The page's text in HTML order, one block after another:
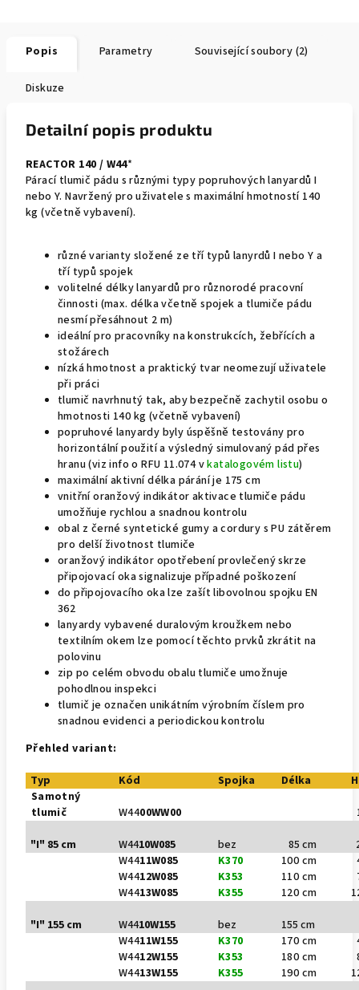
Popis Parametry Související soubory (2)
Diskuze
Detailní popis produktu
REACTOR 140 / W44*
Párací tlumič pádu s různými typy popruhových lanyardů I
nebo Y. Navržený pro uživatele s maximální hmotností 140
kg (včetně vybavení).
různé varianty složené ze tří typů lanyrdů I nebo Y a
tří typů spojek
volitelné délky lanyardů pro různorodé pracovní
činnosti (max. délka včetně spojek a tlumiče pádu
nesmí přesáhnout 2 m)
ideální pro pracovníky na konstrukcích, žebřících a
stožárech
nízká hmotnost a praktický tvar neomezují uživatele
při práci
tlumič navrhnutý tak, aby bezpečně zachytil osobu o
hmotnosti 140 kg (včetně vybavení)
popruhové lanyardy byly úspěšně testovány pro
horizontální použití a výsledný simulovaný pád přes
hranu (viz info o RFU 11.074 vkatalogovém listu)
maximální aktivní délka párání je 175 cm
vnitřní oranžový indikátor aktivace tlumiče pádu
umožňuje rychlou a snadnou kontrolu
obal z černé syntetické gumy a cordury s PU zátěrem
pro delší životnost tlumiče
oranžový indikátor opotřebení provlečený skrze
připojovací oka signalizuje případné poškození
do připojovacího oka lze zašít libovolnou spojku EN
362
lanyardy vybavené duralovým kroužkem nebo
textilním okem lze pomocí těchto prvků zkrátit na
polovinu
zip po celém obvodu obalu tlumiče umožnuje
pohodlnou inspekci
tlumič je označen unikátním výrobním číslem pro
snadnou evidenci a periodickou kontrolu
Přehled variant:
Typ
Kód Spojka Délka
Samotný
tlumič
W4400WW00
"I" 85 cm
W4410W085 bez 85 cm
W4411W085 K370 100 cm
W4412W085 K353 110 cm
W4413W085 K355 120 cm
"I" 155 cm
W4410W155 bez 155 cm
W4411W155 K370 170 cm
W4412W155 K353 180 cm
W4413W155 K355 190 cm